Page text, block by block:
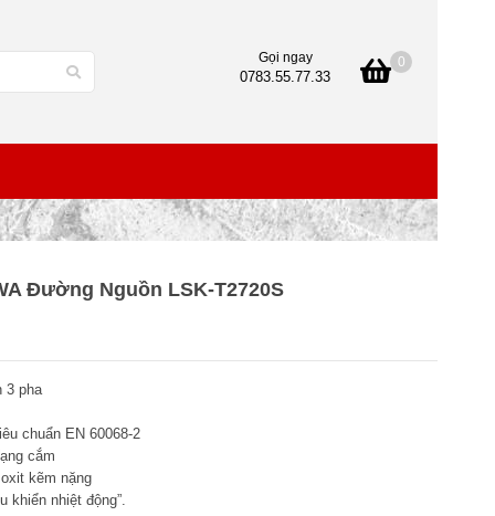
Gọi ngay
0783.55.77.33
0
Đường Nguồn LSK-T2720S
3 pha
chuẩn EN 60068-2
cắm
kẽm nặng
nhiệt động”.